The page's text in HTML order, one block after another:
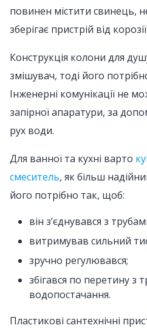
повинен містити свинець,
зберігає пристрій від корозії.
Конструкція колони для
змішувач, тоді його
Інженерні комунікації не
запірної апаратури, за
рух води.
Для ванної та кухні варто
смеситель, як більш
його потрібно так, щоб:
він з’єднувався з
витримував сильний
зручно регулювався;
збігався по перетину з
водопостачання.
Пластикові сантехнічні